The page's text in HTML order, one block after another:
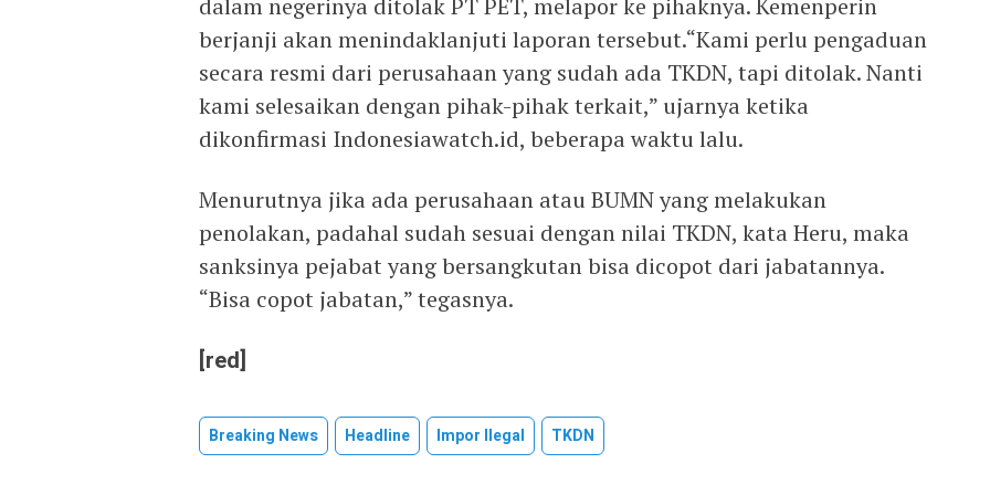
berjanji akan menindaklanjuti laporan tersebut.“Kami perlu pengaduan
secara resmi dari perusahaan yang sudah ada TKDN, tapi ditolak. Nanti
kami selesaikan dengan pihak-pihak terkait,” ujarnya ketika
dikonfirmasi Indonesiawatch.id, beberapa waktu lalu.
Menurutnya jika ada perusahaan atau BUMN yang melakukan
penolakan, padahal sudah sesuai dengan nilai TKDN, kata Heru, maka
sanksinya pejabat yang bersangkutan bisa dicopot dari jabatannya.
“Bisa copot jabatan,” tegasnya.
[red]
Breaking News Headline Impor Ilegal TKDN